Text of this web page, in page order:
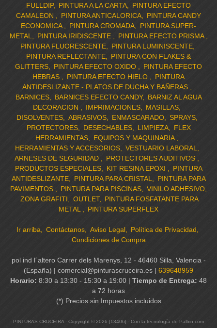
FULLDIP
PINTURA A LA CARTA
PINTURA EFECTO
CAMALEON
PINTURA ANTICALORICA
PINTURA CANDY
ECONOMICA
PINTURA CROMADA
PINTURA SUPER-
METAL
PINTURA IRIDISCENTE
PINTURA EFECTO PRISMA
PINTURA FLUORESCENTE
PINTURA LUMINISCENTE
PINTURA REFLECTANTE
PINTURA CON FLAKES &
GLITTERS
PINTURA EFECTO OXIDO
PINTURA EFECTO
HEBRAS
PINTURA EFECTO HIELO
PINTURA
ANTIDESLIZANTE - PLATOS DE DUCHA Y BAÑERAS
BARNICES
BARNICES EFECTO CANDY
BARNIZ AL AGUA
DECORACION
IMPRIMACIONES
MASILLAS
DISOLVENTES
ABRASIVOS ENMASCARADO
SPRAYS
PROTECTORES
DESECHABLES LIMPIEZA
FLEX
HERRAMIENTAS
EQUIPOS Y MAQUINARIA
HERRAMIENTAS Y ACCESORIOS
VESTUARIO LABORAL
ARNESES DE SEGURIDAD
PROTECTORES AUDITIVOS
PRODUCTOS ESPECIALES
KIT RESINA EPOXI
PINTURA
ANTIDESLIZANTE
PINTURA PARA CRISTAL
PINTURA PARA
PAVIMENTOS
PINTURA PARA PISCINAS
VINILO ADHESIVO
ZONA GRAFITI
OUTLET
PINTURA FOSFATANTE PARA
METAL
PINTURA SUPERFLEX
Ir arriba Contáctanos Aviso Legal
Política de Privacidad
Condiciones de Compra
pol ind l´altero Carrer dels Marenys, 12 - 46460 Silla, Valencia -
(España) | comercial@pinturascruceira.es | 639648959
Horario: 8:30 a 13:30 - 15:30 a 19:00 | Tiempo de Entrega: 48
a 72 horas
(*) Precios sin Impuestos incluidos
PINTURAS CRUCEIRA- Copyright © 2026 [13406] - Con la tecnología de Palbin.com